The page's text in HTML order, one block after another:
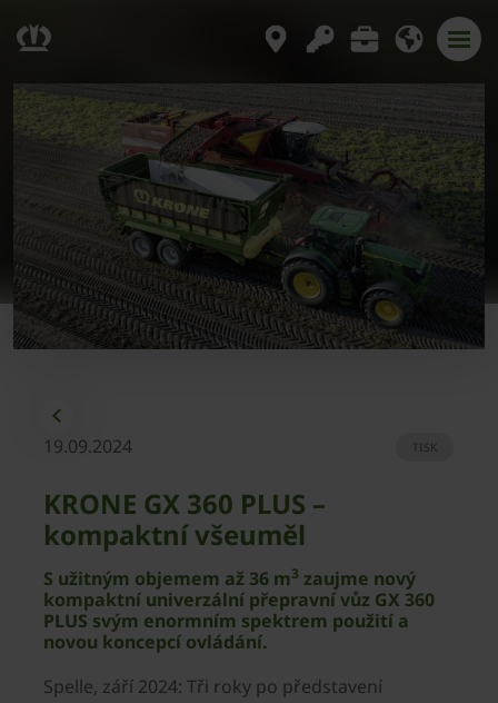
19.09.2024 TISK
KRONE GX 360 PLUS –
kompaktní všeuměl
S užitným objemem až 36 m3 zaujme nový
kompaktní univerzální přepravní vůz GX 360
PLUS svým enormním spektrem použití a
novou koncepcí ovládání.
Spelle, září 2024: Tři roky po představení